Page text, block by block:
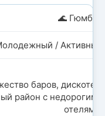
🌊 Гюмбет
/ Активный
баров, дискотек,
район с недорогими
отелями.